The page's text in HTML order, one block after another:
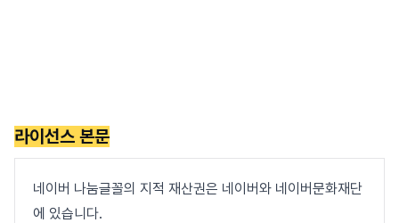
라이선스 본문
네이버 나눔글꼴의 지적 재산권은 네이버와 네이버문화재단
에 있습니다.